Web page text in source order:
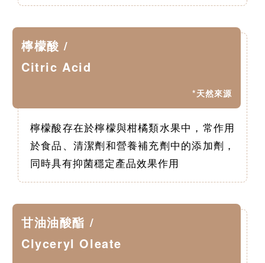
檸檬酸 /
Citric Acid
*天然來源
檸檬酸存在於檸檬與柑橘類水果中，常作用
於食品、清潔劑和營養補充劑中的添加劑，
同時具有抑菌穩定產品效果作用
甘油油酸酯 /
Clyceryl Oleate